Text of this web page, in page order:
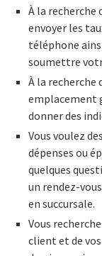
À la recherche
envoyer les
téléphone
soumettre
À la recherche
emplacement
donner des
Vous voulez
dépenses ou
quelques
un rendez-
en succursale.
Vous
client et de vos